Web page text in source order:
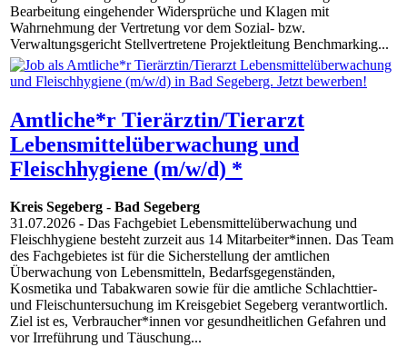
Bearbeitung eingehender Widersprüche und Klagen mit
Wahrnehmung der Vertretung vor dem Sozial- bzw.
Verwaltungsgericht Stellvertretene Projektleitung Benchmarking...
Amtliche*r Tierärztin/Tierarzt
Lebensmittelüberwachung und
Fleischhygiene (m/w/d) *
Kreis Segeberg - Bad Segeberg
31.07.2026 - Das Fachgebiet Lebensmittelüberwachung und
Fleischhygiene besteht zurzeit aus 14 Mitarbeiter*innen. Das Team
des Fachgebietes ist für die Sicherstellung der amtlichen
Überwachung von Lebensmitteln, Bedarfsgegenständen,
Kosmetika und Tabakwaren sowie für die amtliche Schlachttier-
und Fleischuntersuchung im Kreisgebiet Segeberg verantwortlich.
Ziel ist es, Verbraucher*innen vor gesundheitlichen Gefahren und
vor Irreführung und Täuschung...